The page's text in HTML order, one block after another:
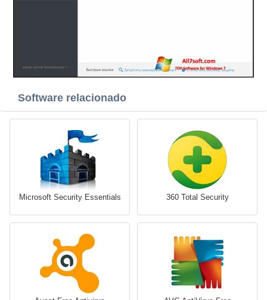
Software relacionado
Microsoft Security Essentials 360 Total Security